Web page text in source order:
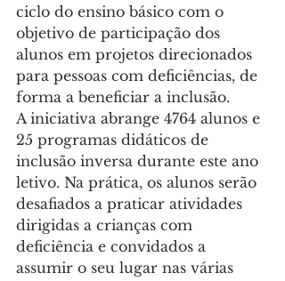
ciclo do ensino básico com o
objetivo de participação dos
alunos em projetos direcionados
para pessoas com deficiências, de
forma a beneficiar a inclusão.
A iniciativa abrange 4764 alunos e
25 programas didáticos de
inclusão inversa durante este ano
letivo. Na prática, os alunos serão
desafiados a praticar atividades
dirigidas a crianças com
deficiência e convidados a
assumir o seu lugar nas várias